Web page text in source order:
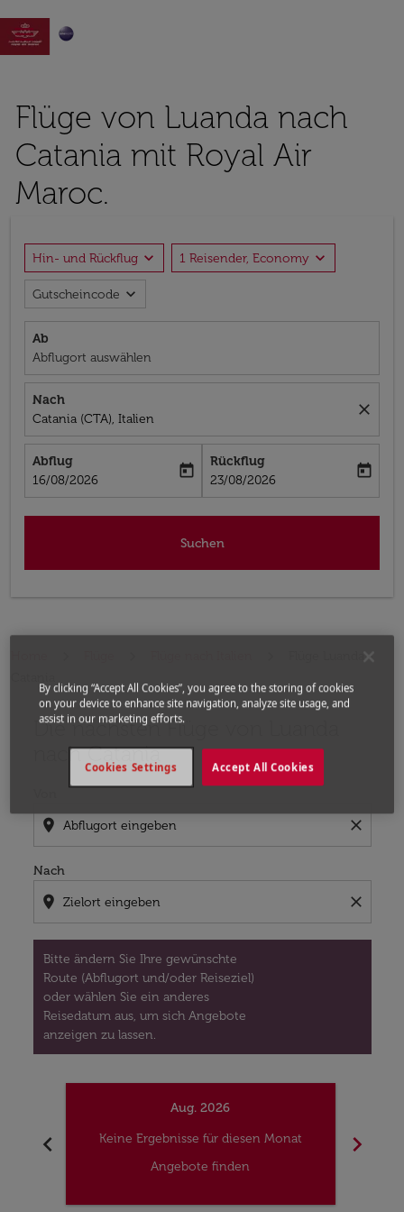

Flüge von Luanda nach
Catania mit Royal Air
Maroc.
Hin- und Rückflug expand_more 1 Reisender, Economy expand_more
Gutscheincode expand_more
Ab
Abflugort auswählen
Nach
Catania (CTA), Italien
close
Abflug
fc-booking-departure-date-aria-label
16/08/2026
today
Rückflug
fc-booking-return-date-aria-label
23/08/2026
today
Suchen
Flüge Luanda -
Die nächsten Flüge von Luanda
nach Catania
location_on close
Nach
location_on close
Bitte ändern Sie Ihre gewünschte
Route (Abflugort und/oder Reiseziel)
oder wählen Sie ein anderes
Reisedatum aus, um sich Angebote
anzeigen zu lassen.
Bitte ändern Sie Ihre gewünschte Route (Abflugort
chevron_left
Aug. 2026
Keine Ergebnisse für diesen Monat
Angebote finden
chevron_right
By clicking “Accept All Cookies”, you agree to the storing of cookies
on your device to enhance site navigation, analyze site usage, and
assist in our marketing efforts.
Accept All Cookies
Cookies Settings